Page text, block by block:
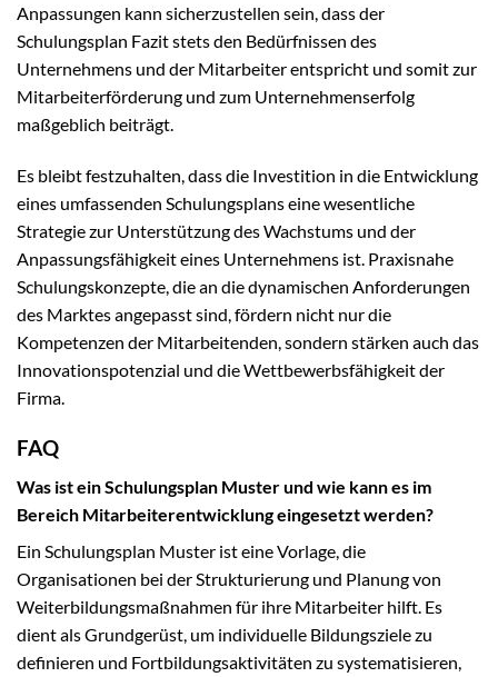
Anpassungen kann sicherzustellen sein, dass der
Schulungsplan Fazit stets den Bedürfnissen des
Unternehmens und der Mitarbeiter entspricht und somit zur
Mitarbeiterförderung und zum Unternehmenserfolg
maßgeblich beiträgt.
Es bleibt festzuhalten, dass die Investition in die Entwicklung
eines umfassenden Schulungsplans eine wesentliche
Strategie zur Unterstützung des Wachstums und der
Anpassungsfähigkeit eines Unternehmens ist. Praxisnahe
Schulungskonzepte, die an die dynamischen Anforderungen
des Marktes angepasst sind, fördern nicht nur die
Kompetenzen der Mitarbeitenden, sondern stärken auch das
Innovationspotenzial und die Wettbewerbsfähigkeit der
Firma.
FAQ
Was ist ein Schulungsplan Muster und wie kann es im
Bereich Mitarbeiterentwicklung eingesetzt werden?
Ein Schulungsplan Muster ist eine Vorlage, die
Organisationen bei der Strukturierung und Planung von
Weiterbildungsmaßnahmen für ihre Mitarbeiter hilft. Es
dient als Grundgerüst, um individuelle Bildungsziele zu
definieren und Fortbildungsaktivitäten zu systematisieren,